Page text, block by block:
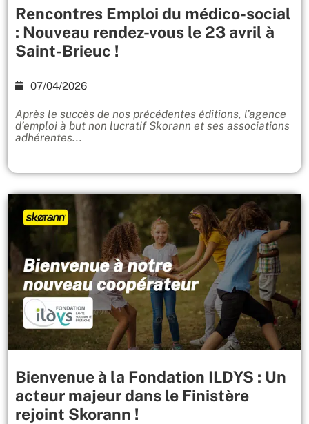
Rencontres Emploi du médico-social
: Nouveau rendez-vous le 23 avril à
Saint-Brieuc !
07/04/2026
Après le succès de nos précédentes éditions, l’agence
d’emploi à but non lucratif Skorann et ses associations
adhérentes...
Bienvenue à la Fondation ILDYS : Un
acteur majeur dans le Finistère
rejoint Skorann !